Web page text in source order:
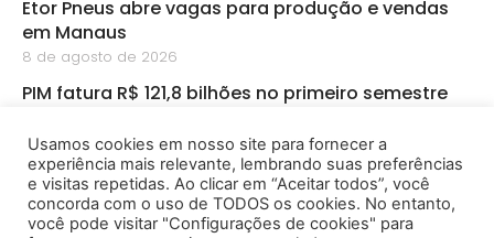
Etor Pneus abre vagas para produção e vendas
em Manaus
8 de agosto de 2026
PIM fatura R$ 121,8 bilhões no primeiro semestre
CBA abre inscrições para startups de
bioeconomia na Amazônia
8 de agosto de 2026
Usamos cookies em nosso site para fornecer a
experiência mais relevante, lembrando suas preferências
e visitas repetidas. Ao clicar em “Aceitar todos”, você
concorda com o uso de TODOS os cookies. No entanto,
você pode visitar "Configurações de cookies" para